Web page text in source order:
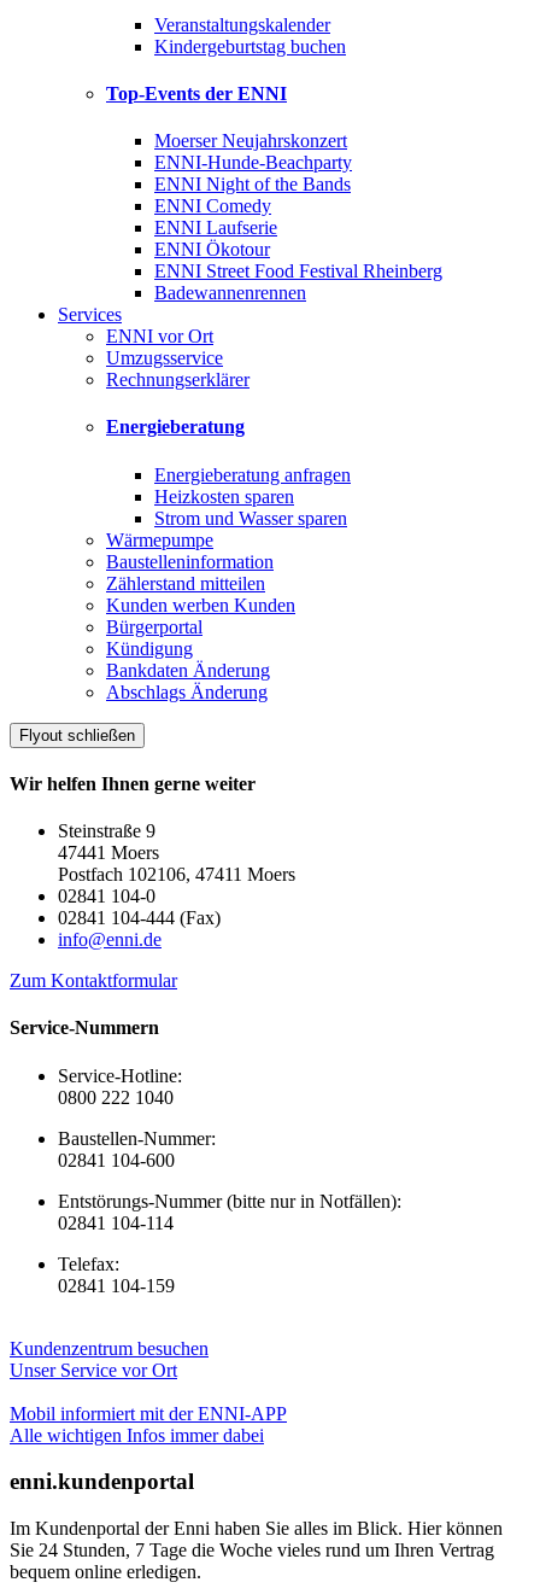
Veranstaltungskalender
Kindergeburtstag buchen
Top-Events der ENNI
Moerser Neujahrskonzert
ENNI-Hunde-Beachparty
ENNI Night of the Bands
ENNI Comedy
ENNI Laufserie
ENNI Ökotour
ENNI Street Food Festival Rheinberg
Badewannenrennen
Services
ENNI vor Ort
Umzugsservice
Rechnungserklärer
Energieberatung
Energieberatung anfragen
Heizkosten sparen
Strom und Wasser sparen
Wärmepumpe
Baustelleninformation
Zählerstand mitteilen
Kunden werben Kunden
Bürgerportal
Kündigung
Bankdaten Änderung
Abschlags Änderung
Flyout schließen
Wir helfen Ihnen gerne weiter
Steinstraße 9
47441 Moers
Postfach 102106, 47411 Moers
02841 104-0
02841 104-444 (Fax)
info@enni.de
Zum Kontaktformular
Service-Nummern
Service-Hotline:
0800 222 1040
Baustellen-Nummer:
02841 104-600
Entstörungs-Nummer (bitte nur in Notfällen):
02841 104-114
Telefax:
02841 104-159
Kundenzentrum besuchen
Unser Service vor Ort
Mobil informiert mit der ENNI-APP
Alle wichtigen Infos immer dabei
enni.kundenportal
Im Kundenportal der Enni haben Sie alles im Blick. Hier können
Sie 24 Stunden, 7 Tage die Woche vieles rund um Ihren Vertrag
bequem online erledigen.